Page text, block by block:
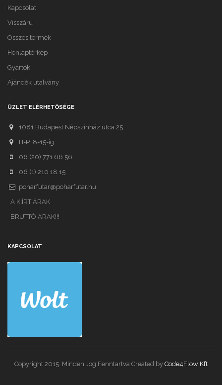
Kapcsolat
Visszáru
Összes termék
Honlaptérkép
Gyártók
Ajándék utalvány
ÜZLET ELÉRHETŐSÉGE
1081 Budapest Népszínház utca 25
H-P: 8-15-ig
06 (20) 771 66 56
06 (1) 210 18 15
poharfutar@poharfutar.hu
A KIÍRT ÁRAK
BRUTTÓ ÁRAK!!!
KAPCSOLAT
Copyright 2015. Minden Jog Fenntartva Created by Code4Flow Kft